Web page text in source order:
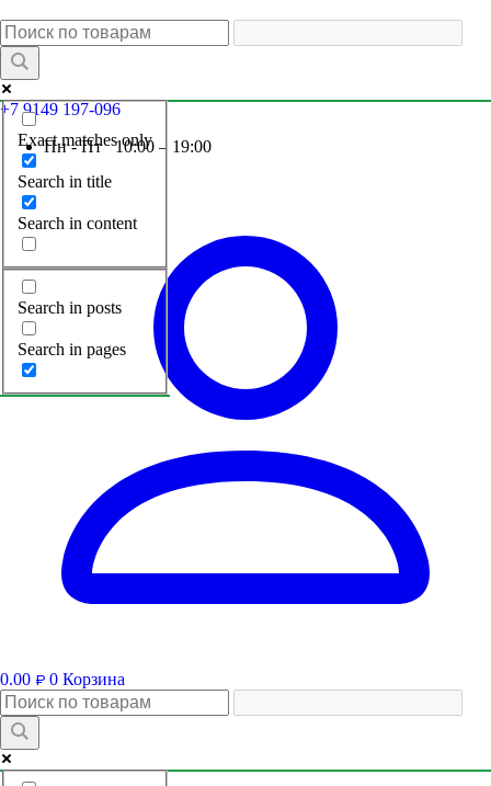
Exact matches only
Search in title
Search in content
Search in posts
Search in pages
+7 9149 197-096
Пн - Пт 10:00 – 19:00
0.00 ₽ 0 Корзина